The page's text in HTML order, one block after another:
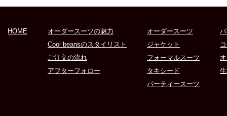
HOME
オーダースーツの魅力
Cool beansのスタイリスト
ご注文の流れ
アフターフォロー
オーダースーツ
ジャケット
フォーマルスーツ
タキシード
パーティースーツ